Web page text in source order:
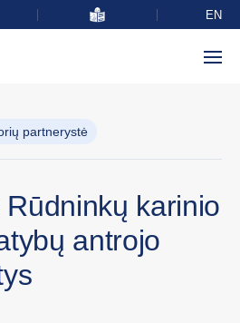
EN
partnerystė
karinio
antrojo